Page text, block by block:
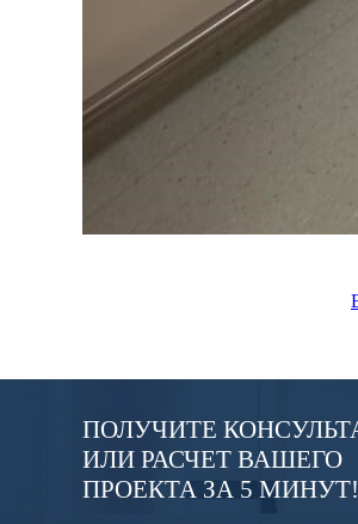
ПОЛУЧИТЕ
ИЛИ РАСЧЕТ ВАШЕГО
ПРОЕКТА ЗА 5 МИНУТ!